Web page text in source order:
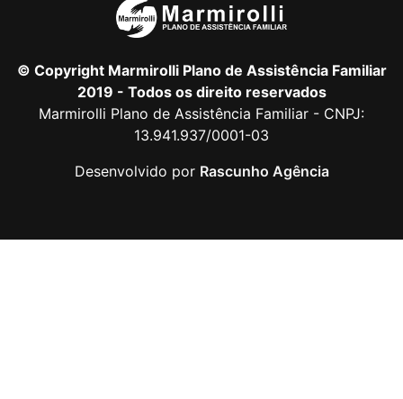
© Copyright Marmirolli Plano de Assistência Familiar
2019 - Todos os direito reservados
Marmirolli Plano de Assistência Familiar - CNPJ:
13.941.937/0001-03
Desenvolvido por Rascunho Agência